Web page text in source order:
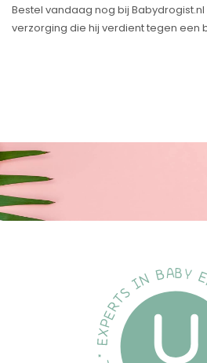
Bestel vandaag nog bij
verzorging die hij verdient tegen een